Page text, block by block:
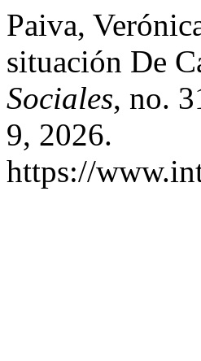
Paiva,
situación De
Sociales, no.
9, 2026.
https://